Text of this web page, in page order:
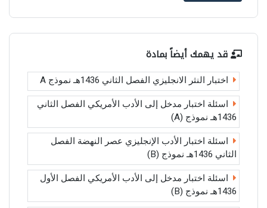
قد يهمك أيضاً بمادة
اختبار النثر الانجليزي الفصل الثاني 1436هـ نموذج A
اسئلة اختبار مدخل إلى الأدب الأمريكي الفصل الثاني
1436هـ نموذج (A)
اسئلة اختبار الأدب الإنجليزي عصر النهضة الفصل
الثاني 1436هـ نموذج (B)
اسئلة اختبار مدخل إلى الأدب الأمريكي الفصل الأول
1436هـ نموذج (B)